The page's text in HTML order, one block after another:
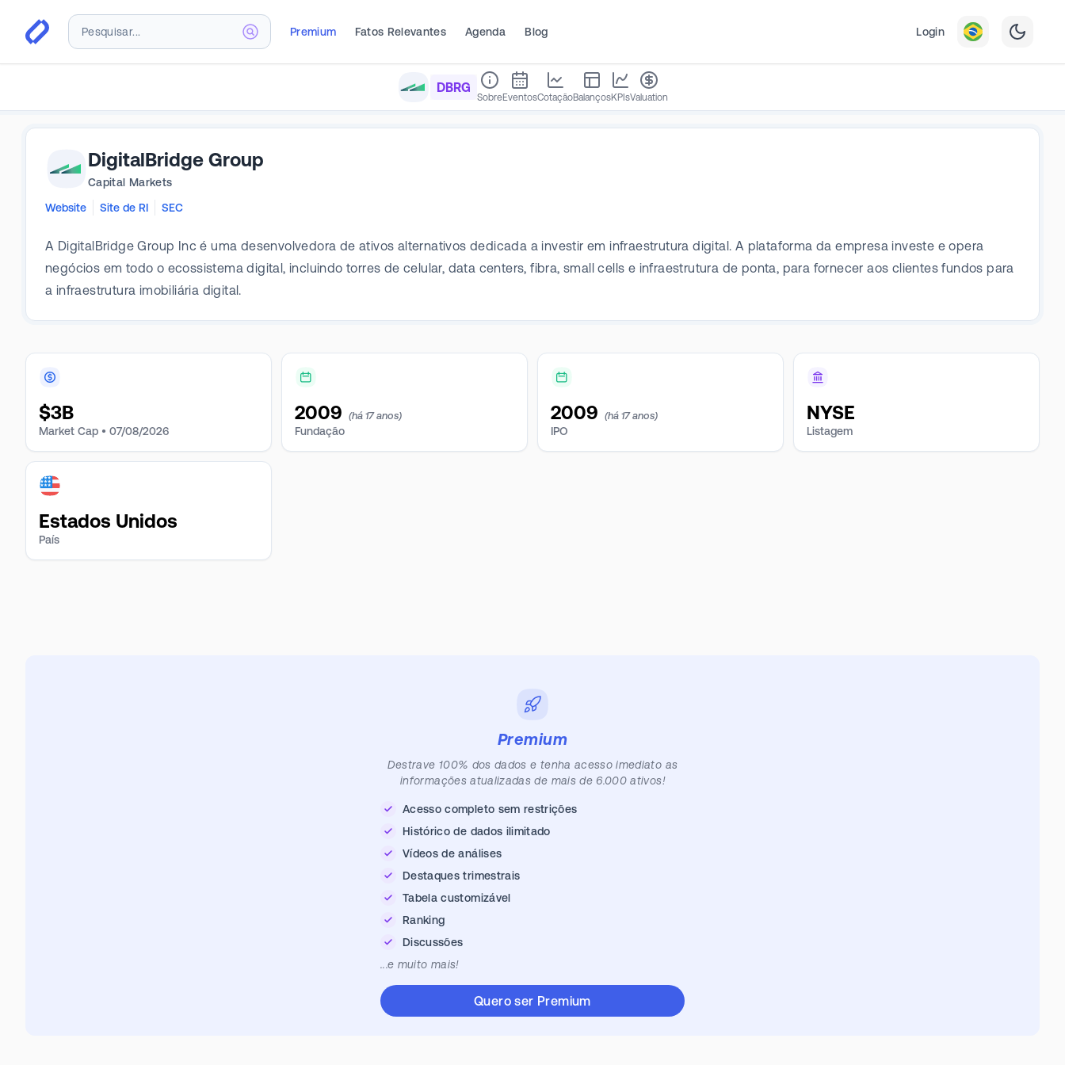
Premium Fatos Relevantes Agenda Blog Login
DBRG
SobreEventosCotaçãoBalançosKPIsValuation
DigitalBridge Group
Capital Markets
Website
Site de RI SEC
A DigitalBridge Group Inc é uma desenvolvedora de ativos alternativos dedicada a investir em infraestrutura digital. A plataforma da empresa investe e opera
negócios em todo o ecossistema digital, incluindo torres de celular, data centers, fibra, small cells e infraestrutura de ponta, para fornecer aos clientes fundos para
a infraestrutura imobiliária digital.
$3B
Market Cap • 07/08/2026
2009 (há 17 anos)
Fundação
2009 (há 17 anos)
IPO
NYSE
Listagem
Estados Unidos
País
Premium
Destrave 100% dos dados e tenha acesso imediato as
informações atualizadas de mais de 6.000 ativos!
Acesso completo sem restrições
Histórico de dados ilimitado
Vídeos de análises
Destaques trimestrais
Tabela customizável
Ranking
Discussões
...e muito mais!
Quero ser Premium